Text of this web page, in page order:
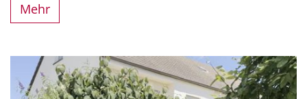
Mehr